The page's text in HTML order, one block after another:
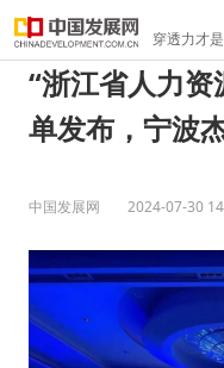
穿透力才
“浙江省人力
单发布，宁波
中国发展网 2024-07-30